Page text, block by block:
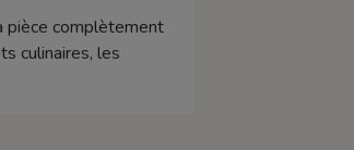
pièce complètement
culinaires, les